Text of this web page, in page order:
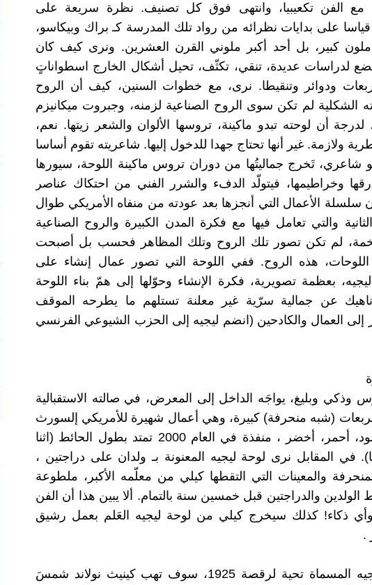
مع الفن تكعيبيا، وانتهى فوق كل تصنيف. نظرة سريعة على
قياسا على بدايات نظرائه من رواد تلك المدرسة كـ براك وبيكاسو،
ملون كبير، بل أحد أكبر ملوني القرن العشرين. ونرى كيف كان
لدراسات عديدة، تنقي، تكثّف، تحيل أشكال الخارج اسطواناتٍ
ودوائر وتنقيطا. نرى، مع خطوات السنين، كيف أن الروح
الشكلية لم تكن سوى الروح الصناعية لزمنه، وجبروت ميكانيزم
لدرجة أن لوحته تبدو ماكينة، تروسها الألوان والشعر زيتها. نعم،
ولازمة. غير أنها تحتاج جهدا للدخول إليها. شاعريته تقوم أساسا
تَخرج جماليتُها من دوران تروس ماكينة اللوحة، سيورها
وخراطيمها، فيتولّد الدفء والشرر الفني من احتكاك عناصر
إن سلسلة الأعمال التي أنجزها بعد عودته من منفاه الأمريكي طوال
والتي تعامل فيها مع فكرة المدن الكبيرة والروح الصناعية
لم تكن تصور تلك الروح وتلك المظاهر فحسب بل أصبحت
هذه الروح. ففي اللوحة التي تصور عمال إنشاء على
بعظمة تصويرية، فكرة الإنشاء وحوّلها إلى همّ بناء اللوحة
ناهيك عن جمالية سرّية غير معلنة تستلهم ما يطرحه الموقف
إلى العمال والكادحين (انضم ليجيه إلى الحزب الشيوعي الفرنسي
وبليغ، يواجَه الداخل إلى المعرض، في صالته الاستقبالية
مربعات (شبه منحرفة) كبيرة، وهي أعمال شهيرة للأمريكي إلسورث
كيلي، أزرق، أسود، أحمر، أخضر ، منفذة في العام 2000 تمتد بطول الحائط (اثنا
في المقابل نرى لوحة ليجيه المعنونة بـ ولدان على دراجتين ،
والمعينات التي التقطها كيلي من معلّمه الأكبر، ملطوعة
والدراجتين قبل خمسين سنة بالتمام. ألا يبين هذا أن الفن
ذكاء! كذلك سيخرج كيلي من لوحة ليجيه العَلم بعمل رشيق
.
كما أن دائرة ليجيه المسماة تحية لرقصة 1925، سوف تهب كينيث نولاند شمسَ